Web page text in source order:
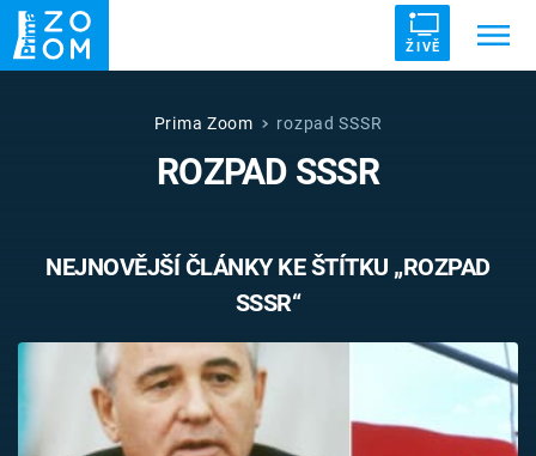
ŽIVĚ
UFO DRUHÁ SVĚTOVÁ VÁLKA
VETŘELCI DÁVNOVĚKU
Témata
Pořady
Prima Zoom rozpad SSSR
ROZPAD SSSR
NEJNOVĚJŠÍ ČLÁNKY KE ŠTÍTKU „ROZPAD
SSSR“